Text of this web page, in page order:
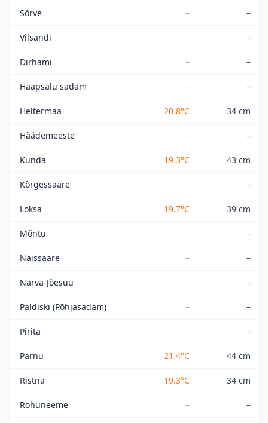
Sõrve – –
Vilsandi – –
Dirhami – –
Haapsalu sadam – –
Heltermaa 20.8°C 34 cm
Häädemeeste – –
Kunda 19.3°C 43 cm
Kõrgessaare – –
Loksa 19.7°C 39 cm
Mõntu – –
Naissaare – –
Narva-Jõesuu – –
Paldiski (Põhjasadam) – –
Pirita – –
Pärnu 21.4°C 44 cm
Ristna 19.3°C 34 cm
Rohuneeme – –